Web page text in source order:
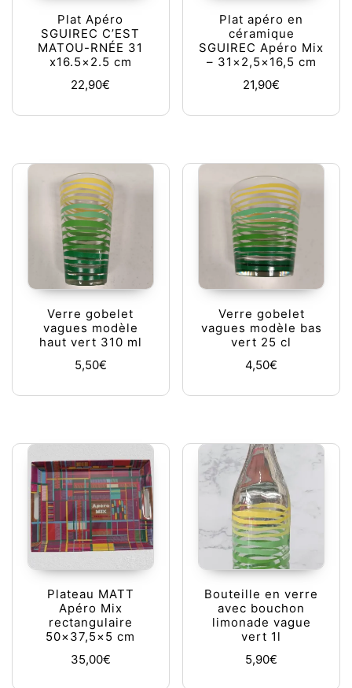
Plat Apéro
SGUIREC C’EST
MATOU-RNÉE 31
x16.5×2.5 cm
22,90€
Plat apéro en
céramique
SGUIREC Apéro Mix
– 31×2,5×16,5 cm
21,90€
Verre gobelet
vagues modèle
haut vert 310 ml
5,50€
Verre gobelet
vagues modèle bas
vert 25 cl
4,50€
Plateau MATT
Apéro Mix
rectangulaire
50×37,5×5 cm
35,00€
Bouteille en verre
avec bouchon
limonade vague
vert 1l
5,90€